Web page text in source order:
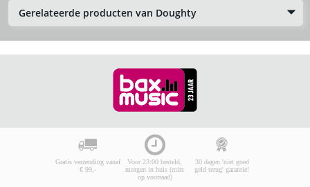
Gerelateerde producten van Doughty
Gratis verzending vanaf
€ 99,-
Voor 23:00 besteld,
morgen in huis (mits
op voorraad)
30 dagen 'niet goed
geld terug' garantie!